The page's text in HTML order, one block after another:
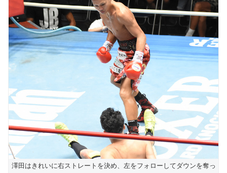
澤田はきれいに右ストレートを決め、左をフォローしてダウンを奪っ